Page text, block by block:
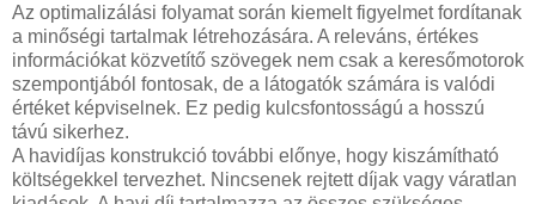
Az optimalizálási folyamat során kiemelt figyelmet fordítanak
a minőségi tartalmak létrehozására. A releváns, értékes
információkat közvetítő szövegek nem csak a keresőmotorok
szempontjából fontosak, de a látogatók számára is valódi
értéket képviselnek. Ez pedig kulcsfontosságú a hosszú
távú sikerhez.
A havidíjas konstrukció további előnye, hogy kiszámítható
költségekkel tervezhet. Nincsenek rejtett díjak vagy váratlan